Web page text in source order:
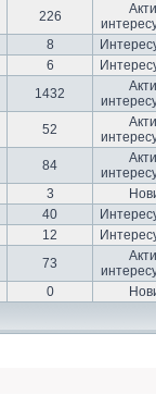
226
8
6
1432
52
84
3
40
12
73
0